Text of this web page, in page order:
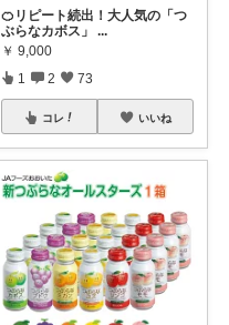
🍊リピート続出！大人気の「つ
ぶらなカボス」
...
￥ 9,000
1 2 73
コレ いいね